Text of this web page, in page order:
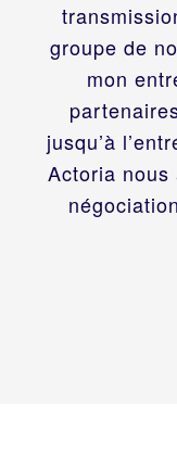
groupe de
mon
jusqu’à
Actoria